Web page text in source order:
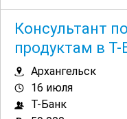
Консультант
продуктам в Т-
Архангельск
16 июля
Т-Банк